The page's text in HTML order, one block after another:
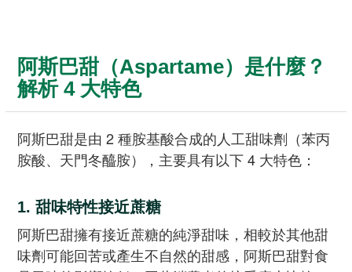
阿斯巴甜（Aspartame）是什麼？
解析 4 大特色
阿斯巴甜是由 2 種胺基酸合成的人工甜味劑（苯丙
胺酸、天門冬醯胺），主要具有以下 4 大特色：
1. 甜味特性接近蔗糖
阿斯巴甜擁有接近蔗糖的純淨甜味，相較於其他甜
味劑可能回苦或產生不自然的甜感，阿斯巴甜對食